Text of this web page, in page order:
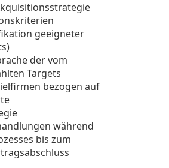
geeigneter
der vom
Targets
bezogen auf
während
bis zum